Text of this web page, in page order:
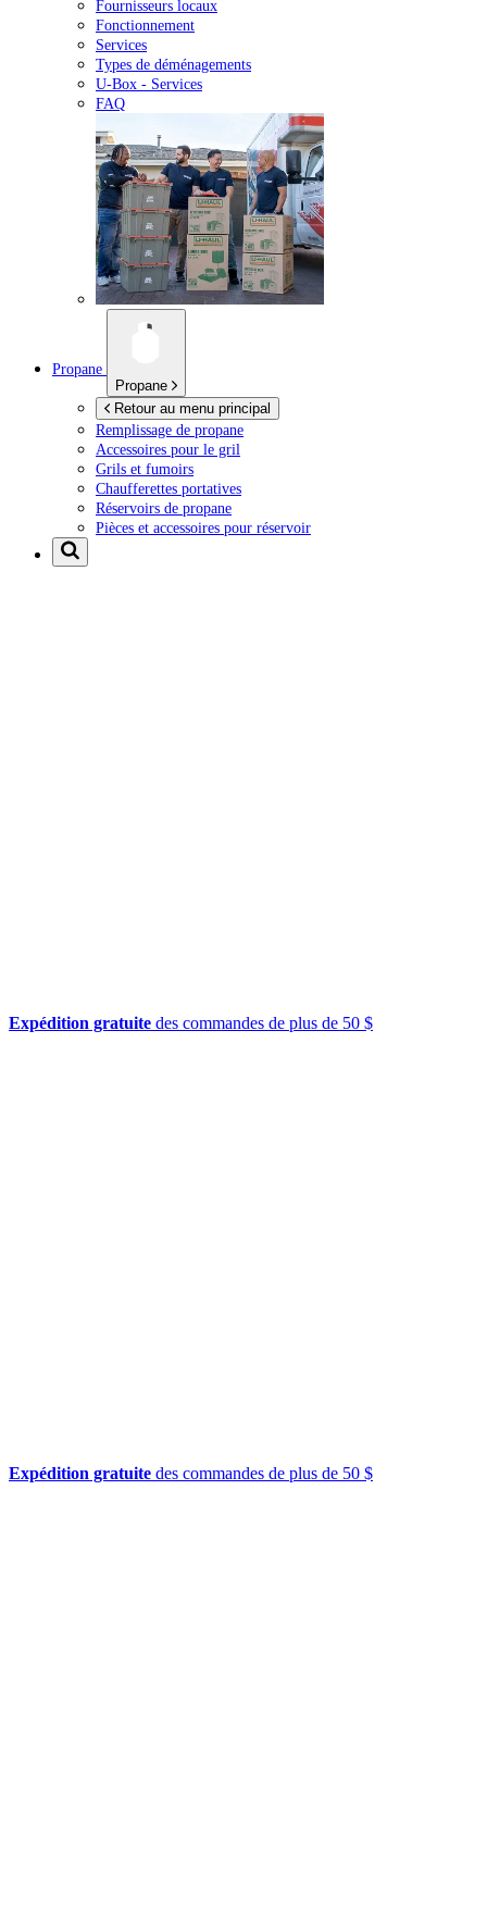
Fournisseurs locaux
Fonctionnement
Services
Types de déménagements
U-Box - Services
FAQ
Propane
Propane
Retour au menu principal
Remplissage de propane
Accessoires pour le gril
Grils et fumoirs
Chaufferettes portatives
Réservoirs de propane
Pièces et accessoires pour réservoir
Expédition gratuite des commandes de plus de 50 $
Expédition gratuite des commandes de plus de 50 $